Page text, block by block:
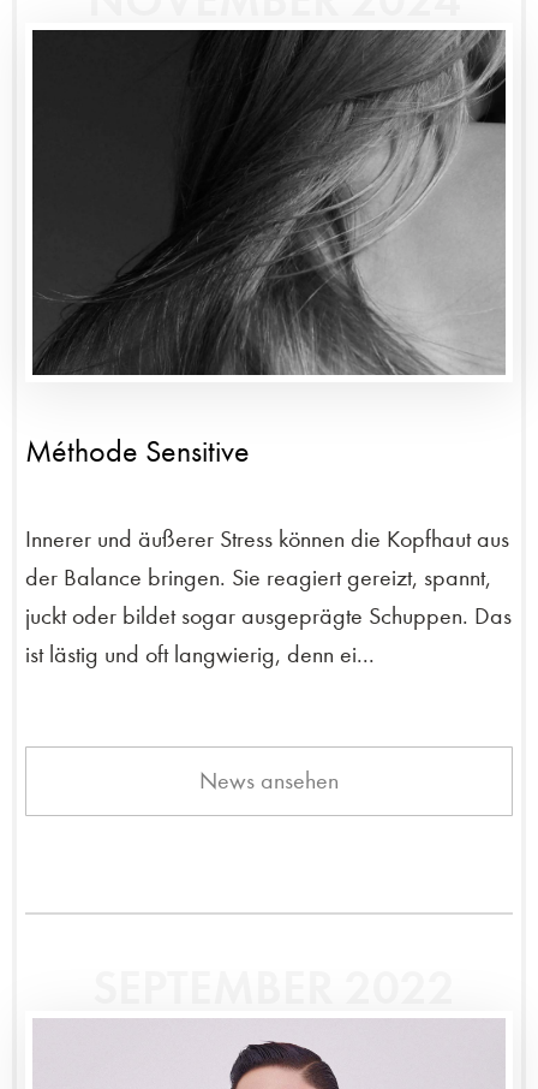
Méthode Sensitive
Innerer und äußerer Stress können die Kopfhaut aus
der Balance bringen. Sie reagiert gereizt, spannt,
juckt oder bildet sogar ausgeprägte Schuppen. Das
ist lästig und oft langwierig, denn ei...
News ansehen